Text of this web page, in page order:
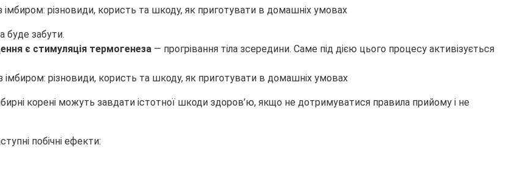
буде забути.
є стимуляція термогенеза — прогрівання тіла зсередини. Саме під дією цього процесу активізується
корені можуть завдати істотної шкоди здоров’ю, якщо не дотримуватися правила прийому і не
побічні ефекти: